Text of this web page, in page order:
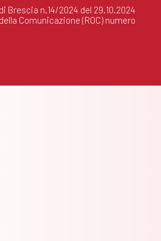
Brescia n.14/2024 del 29.10.2024
Comunicazione (ROC) numero